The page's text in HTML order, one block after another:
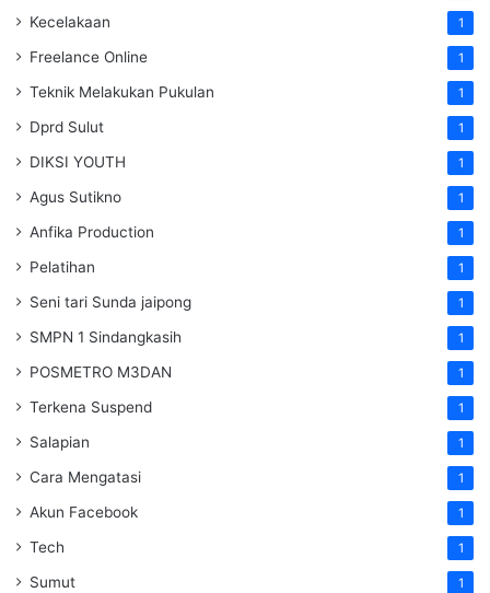
Kecelakaan 1
Freelance Online 1
Teknik Melakukan Pukulan 1
Dprd Sulut 1
DIKSI YOUTH 1
Agus Sutikno 1
Anfika Production 1
Pelatihan 1
Seni tari Sunda jaipong 1
SMPN 1 Sindangkasih 1
POSMETRO M3DAN 1
Terkena Suspend 1
Salapian 1
Cara Mengatasi 1
Akun Facebook 1
Tech 1
Sumut 1